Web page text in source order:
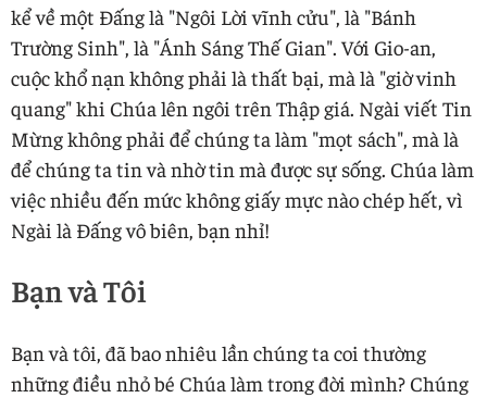
kể về một Đấng là "Ngôi Lời vĩnh cửu", là "Bánh
Trường Sinh", là "Ánh Sáng Thế Gian". Với Gio-an,
cuộc khổ nạn không phải là thất bại, mà là "giờ vinh
quang" khi Chúa lên ngôi trên Thập giá. Ngài viết Tin
Mừng không phải để chúng ta làm "mọt sách", mà là
để chúng ta tin và nhờ tin mà được sự sống. Chúa làm
việc nhiều đến mức không giấy mực nào chép hết, vì
Ngài là Đấng vô biên, bạn nhỉ!
Bạn và Tôi
Bạn và tôi, đã bao nhiêu lần chúng ta coi thường
những điều nhỏ bé Chúa làm trong đời mình? Chúng